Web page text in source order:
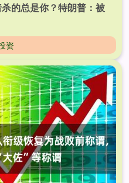
的总是你？特朗普：被
资